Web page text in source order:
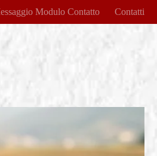
Modulo Contatto Contatti